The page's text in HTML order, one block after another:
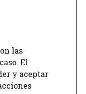
las
El
y aceptar